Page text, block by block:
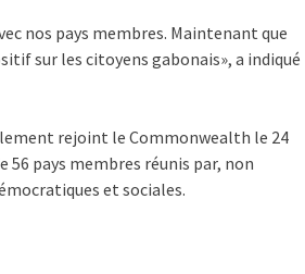
nos pays membres. Maintenant que
sur les citoyens gabonais», a indiqué
rejoint le Commonwealth le 24
pays membres réunis par, non
et sociales.